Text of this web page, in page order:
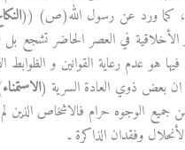
كما ورد عن رسول الله(ص) ((
الأخلاقية في العصر الحاضر تشجع
هو عدم رعاية القوانين و الظوابط
بعض ذوي العادة السرية (الاستمناء
جميع الوجوه حرام فالاشخاص الذين
وفقدان الذاكرة ـ